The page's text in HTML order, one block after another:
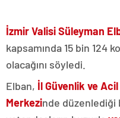
İzmir ValisiSüleyman
kapsamında 15 bin 124
olacağını söyledi.
Elban, İl Güvenlik ve
Merkezinde düzenlediği